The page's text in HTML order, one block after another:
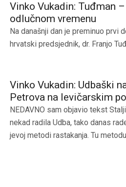
Vinko Vukadin: Tuđman
odlučnom vremenu
Na današnji dan je preminuo prvi
hrvatski predsjednik, dr. Franjo
Vinko Vukadin: Udbaški
Petrova na levičarskim
NEDAVNO sam objavio tekst
nekad radila Udba, tako danas
jevoj metodi rastakanja. Tu